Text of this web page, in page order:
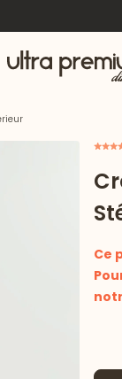
Accueil
Ce